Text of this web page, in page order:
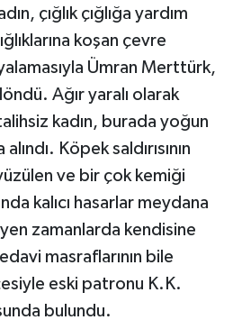
çığlık çığlığa yardım
koşan çevre
Ümran Merttürk,
Ağır yaralı olarak
kadın, burada yoğun
Köpek saldırısının
ve bir çok kemiği
kalıcı hasarlar meydana
zamanlarda kendisine
masraflarının bile
eski patronu K.K.
bulundu.